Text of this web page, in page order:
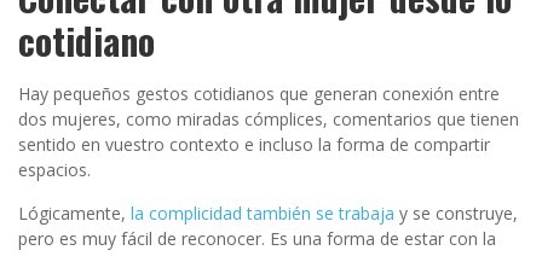
cotidiano
Hay pequeños gestos cotidianos que generan conexión entre
dos mujeres, como miradas cómplices, comentarios que tienen
sentido en vuestro contexto e incluso la forma de compartir
espacios.
Lógicamente, la complicidad también se trabaja y se construye,
pero es muy fácil de reconocer. Es una forma de estar con la